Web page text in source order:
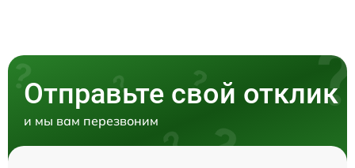
Отправьте свой отклик
и мы вам перезвоним